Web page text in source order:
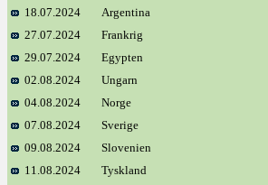
18.07.2024
Argentina
27.07.2024
Frankrig
29.07.2024
Egypten
02.08.2024
Ungarn
04.08.2024
Norge
07.08.2024
Sverige
09.08.2024
Slovenien
11.08.2024
Tyskland